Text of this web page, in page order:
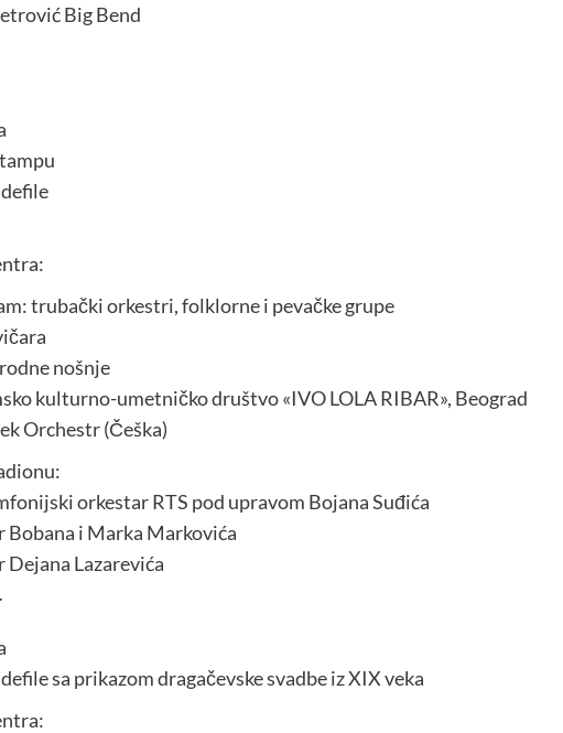
Big Bend
trubački orkestri, folklorne i pevačke grupe
nošnje
kulturno-umetničko društvo «IVO LOLA RIBAR», Beograd
Orchestr (Češka)
orkestar RTS pod upravom Bojana Suđića
Bobana i Marka Markovića
Lazarevića
sa prikazom dragačevske svadbe iz XIX veka